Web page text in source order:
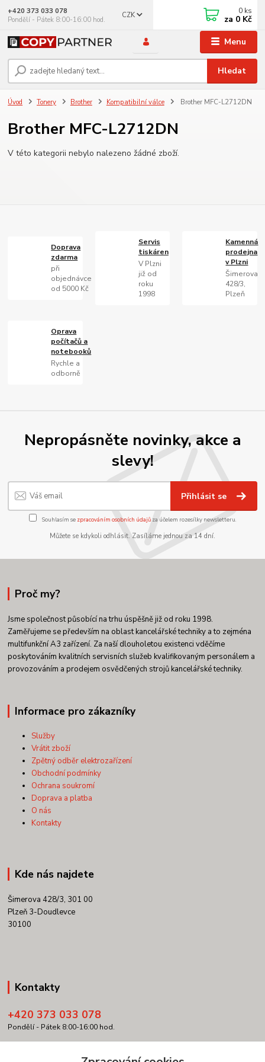
Menu
CZK
Hledat
+420 373 033 078
Pondělí - Pátek 8:00-16:00 hod.
0 ks
za 0 Kč
Úvod Tonery Brother Kompatibilní válce Brother MFC-L2712DN
Brother MFC-L2712DN
V této kategorii nebylo nalezeno žádné zboží.
Doprava
zdarma
při
objednávce
od 5000 Kč
Servis
tiskáren
V Plzni
již od
roku
1998
Kamenná
prodejna
v Plzni
Šimerova
428/3,
Plzeň
Oprava
počítačů a
notebooků
Rychle a
odborně
Nepropásněte novinky, akce a
slevy!
Přihlásit se
Souhlasím se zpracováním osobních údajůza účelem rozesílky newsletteru.
Můžete se kdykoli odhlásit. Zasíláme jednou za 14 dní.
Proč my?
Jsme společnost působící na trhu úspěšně již od roku 1998.
Zaměřujeme se především na oblast kancelářské techniky a to zejména
multifunkční A3 zařízení. Za naší dlouholetou existenci vděčíme
poskytováním kvalitních servisních služeb kvalifikovaným personálem a
provozováním a prodejem osvědčených strojů kancelářské techniky.
Informace pro zákazníky
Služby
Vrátit zboží
Zpětný odběr elektrozařízení
Obchodní podmínky
Ochrana soukromí
Doprava a platba
O nás
Kontakty
Kde nás najdete
Šimerova 428/3, 301 00
Plzeň 3-Doudlevce
30100
Kontakty
+420 373 033 078
Pondělí - Pátek 8:00-16:00 hod.